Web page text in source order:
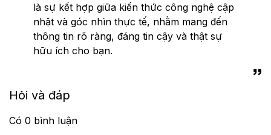
là sự kết hợp giữa kiến thức công nghệ cập
nhật và góc nhìn thực tế, nhằm mang đến
thông tin rõ ràng, đáng tin cậy và thật sự
hữu ích cho bạn.
Hỏi và đáp
Có 0 bình luận